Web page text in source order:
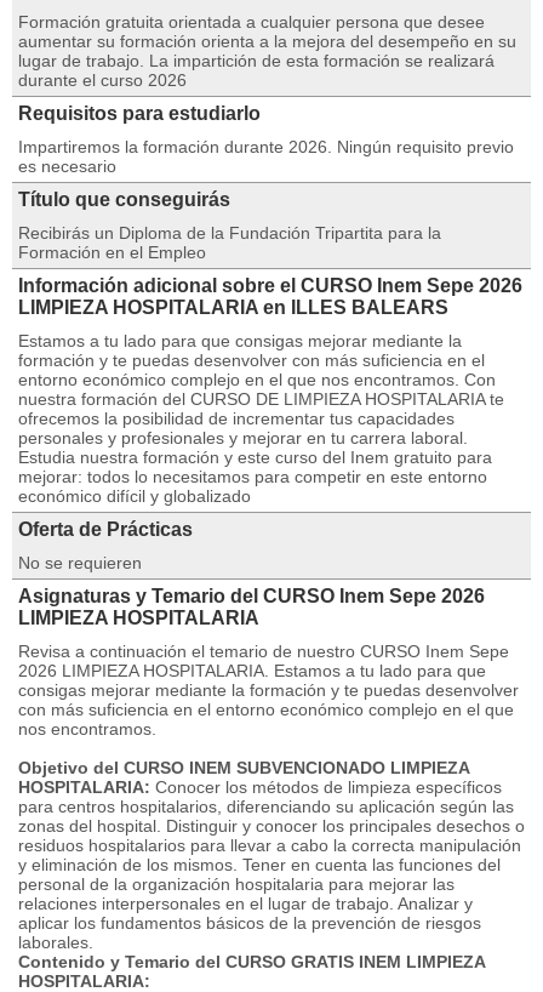
Formación gratuita orientada a cualquier persona que desee
aumentar su formación orienta a la mejora del desempeño en su
lugar de trabajo. La impartición de esta formación se realizará
durante el curso 2026
Requisitos para estudiarlo
Impartiremos la formación durante 2026. Ningún requisito previo
es necesario
Título que conseguirás
Recibirás un Diploma de la Fundación Tripartita para la
Formación en el Empleo
Información adicional sobre el CURSO Inem Sepe 2026
LIMPIEZA HOSPITALARIA en ILLES BALEARS
Estamos a tu lado para que consigas mejorar mediante la
formación y te puedas desenvolver con más suficiencia en el
entorno económico complejo en el que nos encontramos. Con
nuestra formación del CURSO DE LIMPIEZA HOSPITALARIA te
ofrecemos la posibilidad de incrementar tus capacidades
personales y profesionales y mejorar en tu carrera laboral.
Estudia nuestra formación y este curso del Inem gratuito para
mejorar: todos lo necesitamos para competir en este entorno
económico difícil y globalizado
Oferta de Prácticas
No se requieren
Asignaturas y Temario del CURSO Inem Sepe 2026
LIMPIEZA HOSPITALARIA
Revisa a continuación el temario de nuestro CURSO Inem Sepe
2026 LIMPIEZA HOSPITALARIA. Estamos a tu lado para que
consigas mejorar mediante la formación y te puedas desenvolver
con más suficiencia en el entorno económico complejo en el que
nos encontramos.
Objetivo del CURSO INEM SUBVENCIONADO LIMPIEZA
HOSPITALARIA: Conocer los métodos de limpieza específicos
para centros hospitalarios, diferenciando su aplicación según las
zonas del hospital. Distinguir y conocer los principales desechos o
residuos hospitalarios para llevar a cabo la correcta manipulación
y eliminación de los mismos. Tener en cuenta las funciones del
personal de la organización hospitalaria para mejorar las
relaciones interpersonales en el lugar de trabajo. Analizar y
aplicar los fundamentos básicos de la prevención de riesgos
laborales.
Contenido y Temario del CURSO GRATIS INEM LIMPIEZA
HOSPITALARIA: